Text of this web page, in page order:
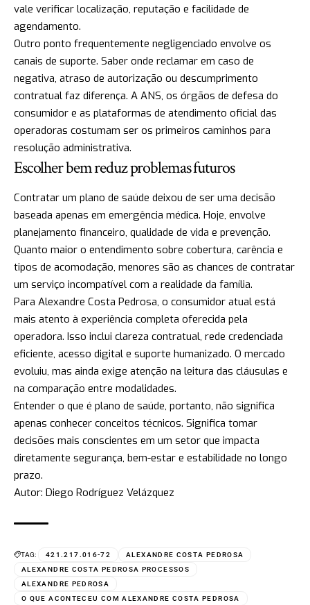
vale verificar localização, reputação e facilidade de
agendamento.
Outro ponto frequentemente negligenciado envolve os
canais de suporte. Saber onde reclamar em caso de
negativa, atraso de autorização ou descumprimento
contratual faz diferença. A ANS, os órgãos de defesa do
consumidor e as plataformas de atendimento oficial das
operadoras costumam ser os primeiros caminhos para
resolução administrativa.
Escolher bem reduz problemas futuros
Contratar um plano de saúde deixou de ser uma decisão
baseada apenas em emergência médica. Hoje, envolve
planejamento financeiro, qualidade de vida e prevenção.
Quanto maior o entendimento sobre cobertura, carência e
tipos de acomodação, menores são as chances de contratar
um serviço incompatível com a realidade da família.
Para Alexandre Costa Pedrosa, o consumidor atual está
mais atento à experiência completa oferecida pela
operadora. Isso inclui clareza contratual, rede credenciada
eficiente, acesso digital e suporte humanizado. O mercado
evoluiu, mas ainda exige atenção na leitura das cláusulas e
na comparação entre modalidades.
Entender o que é plano de saúde, portanto, não significa
apenas conhecer conceitos técnicos. Significa tomar
decisões mais conscientes em um setor que impacta
diretamente segurança, bem-estar e estabilidade no longo
prazo.
Autor: Diego Rodríguez Velázquez
TAG: 421.217.016-72
ALEXANDRE COSTA PEDROSA
ALEXANDRE COSTA PEDROSA PROCESSOS
ALEXANDRE PEDROSA
O QUE ACONTECEU COM ALEXANDRE COSTA PEDROSA